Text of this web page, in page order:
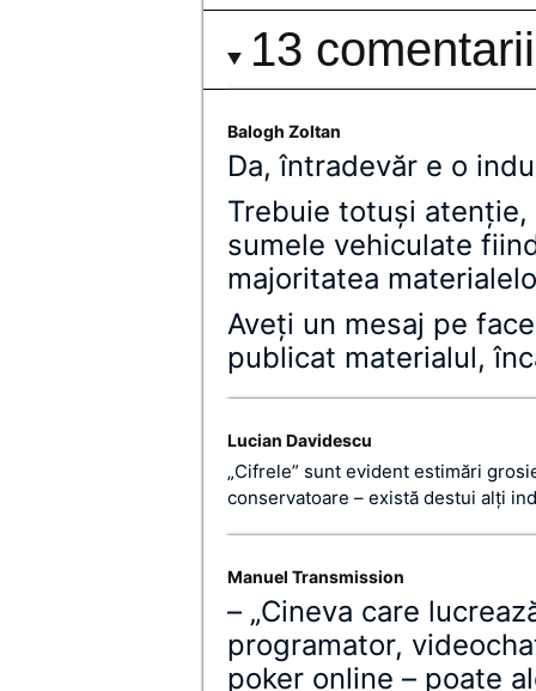
13 comentarii
Balogh Zoltan
Da, întradevăr e o
Trebuie totuși
sumele vehiculate
majoritatea
Aveți un mesaj pe
publicat materialul,
Lucian Davidescu
„Cifrele” sunt evident estimări
conservatoare – există destui alți
Manuel Transmission
– „Cineva care
programator,
poker online – poate